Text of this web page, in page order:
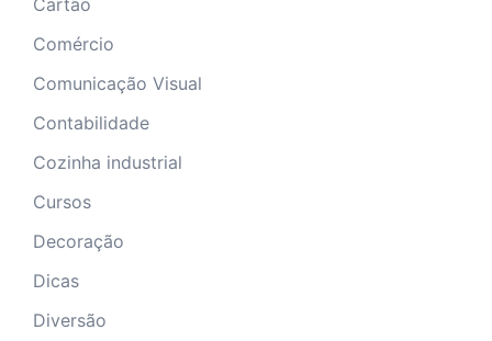
Comércio
Comunicação Visual
Contabilidade
Cozinha industrial
Cursos
Decoração
Dicas
Diversão